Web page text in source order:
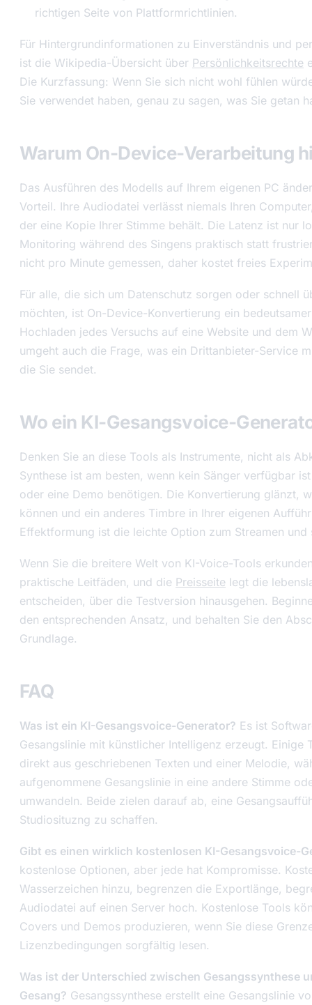
richtigen Seite von Plattformrichtlinien.
Für Hintergrundinformationen zu Einverständnis und
ist die Wikipedia-Übersicht über Persönlichkeitsrechte
Die Kurzfassung: Wenn Sie sich nicht wohl fühlen
Sie verwendet haben, genau zu sagen, was Sie getan
Warum On-Device-Verarbeitung
Das Ausführen des Modells auf Ihrem eigenen PC
Vorteil. Ihre Audiodatei verlässt niemals Ihren
der eine Kopie Ihrer Stimme behält. Die Latenz ist nur
Monitoring während des Singens praktisch statt
nicht pro Minute gemessen, daher kostet freies
Für alle, die sich um Datenschutz sorgen oder schnell
möchten, ist On-Device-Konvertierung ein
Hochladen jedes Versuchs auf eine Website und dem
umgeht auch die Frage, was ein Drittanbieter-Service
die Sie sendet.
Wo ein KI-Gesangsvoice-
Denken Sie an diese Tools als Instrumente, nicht als
Synthese ist am besten, wenn kein Sänger verfügbar
oder eine Demo benötigen. Die Konvertierung glänzt,
können und ein anderes Timbre in Ihrer eigenen
Effektformung ist die leichte Option zum Streamen und
Wenn Sie die breitere Welt von KI-Voice-Tools
praktische Leitfäden, und die Preisseite legt die
entscheiden, über die Testversion hinausgehen.
den entsprechenden Ansatz, und behalten Sie den
Grundlage.
FAQ
Was ist ein KI-Gesangsvoice-Generator? Es ist
Gesangslinie mit künstlicher Intelligenz erzeugt. Einige
direkt aus geschriebenen Texten und einer Melodie,
aufgenommene Gesangslinie in eine andere Stimme
umwandeln. Beide zielen darauf ab, eine
Studiosituzng zu schaffen.
Gibt es einen wirklich kostenlosen KI-Gesangsvoice-
kostenlose Optionen, aber jede hat Kompromisse.
Wasserzeichen hinzu, begrenzen die Exportlänge,
Audiodatei auf einen Server hoch. Kostenlose Tools
Covers und Demos produzieren, wenn Sie diese
Lizenzbedingungen sorgfältig lesen.
Was ist der Unterschied zwischen Gesangssynthese
Gesang? Gesangssynthese erstellt eine Gesangslinie